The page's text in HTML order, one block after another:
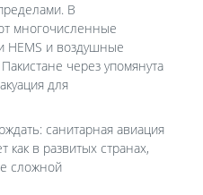
В
многочисленные
HEMS и воздушные
через упомянута
для
санитарная авиация
как в развитых странах,
сложной